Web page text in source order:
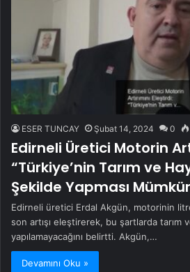
ESER TUNCAY Şubat 14, 2024 0
Edirneli Üretici Motorin
“Türkiye’nin Tarım ve
Şekilde Yapması
Edirneli üretici Erdal Akgün, motorinin
son artışı eleştirerek, bu şartlarda tarım
yapılamayacağını belirtti. Akgün,…
Devamını Oku »